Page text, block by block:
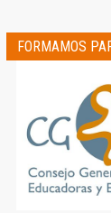
FORMAMOS